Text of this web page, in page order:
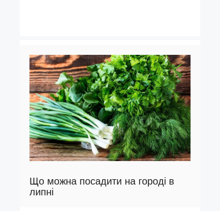
Що можна посадити на городі в
липні